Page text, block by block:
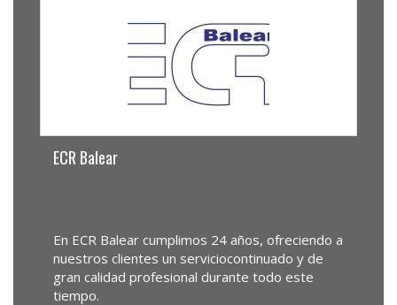
ECR Balear
En ECR Balear cumplimos 24 años, ofreciendo a
nuestros clientes un serviciocontinuado y de
gran calidad profesional durante todo este
tiempo.